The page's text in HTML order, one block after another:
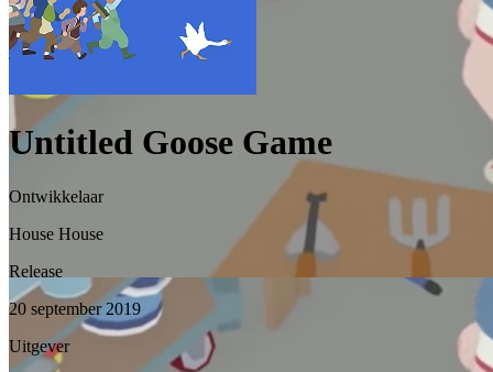
Untitled Goose Game
Ontwikkelaar
House House
Release
20 september 2019
Uitgever